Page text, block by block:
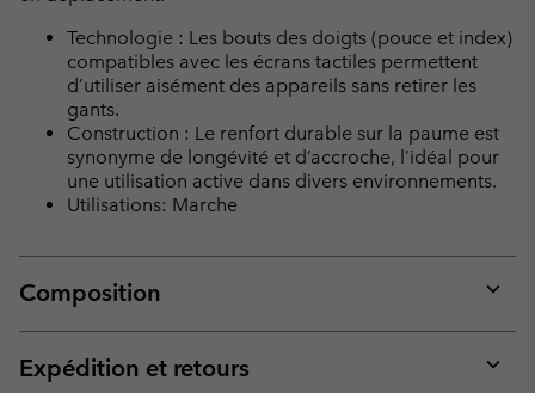
Technologie : Les bouts des doigts (pouce et index)
compatibles avec les écrans tactiles permettent
d’utiliser aisément des appareils sans retirer les
gants.
Construction : Le renfort durable sur la paume est
synonyme de longévité et d’accroche, l’idéal pour
une utilisation active dans divers environnements.
Utilisations: Marche
Composition
or
Expédition et retours